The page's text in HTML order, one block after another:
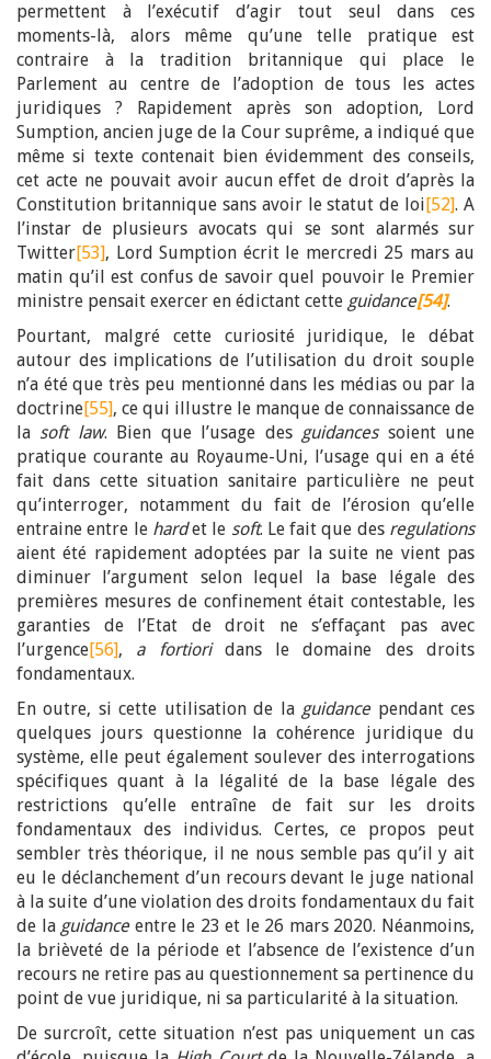
permettent à l’exécutif d’agir tout seul dans ces
moments-là, alors même qu’une telle pratique est
contraire à la tradition britannique qui place le
Parlement au centre de l’adoption de tous les actes
juridiques ? Rapidement après son adoption, Lord
Sumption, ancien juge de la Cour suprême, a indiqué que
même si texte contenait bien évidemment des conseils,
cet acte ne pouvait avoir aucun effet de droit d’après la
Constitution britannique sans avoir le statut de loi [52]. A
l’instar de plusieurs avocats qui se sont alarmés sur
Twitter[53], Lord Sumption écrit le mercredi 25 mars au
matin qu’il est confus de savoir quel pouvoir le Premier
ministre pensait exercer en édictant cette guidance[54].
Pourtant, malgré cette curiosité juridique, le débat
autour des implications de l’utilisation du droit souple
n’a été que très peu mentionné dans les médias ou par la
doctrine[55], ce qui illustre le manque de connaissance de
la soft law. Bien que l’usage des guidancessoient une
pratique courante au Royaume-Uni, l’usage qui en a été
fait dans cette situation sanitaire particulière ne peut
qu’interroger, notamment du fait de l’érosion qu’elle
entraine entre le hardet le soft. Le fait que des regulations
aient été rapidement adoptées par la suite ne vient pas
diminuer l’argument selon lequel la base légale des
premières mesures de confinement était contestable, les
garanties de l’Etat de droit ne s’effaçant pas avec
l’urgence[56], a fortioridans le domaine des droits
fondamentaux.
En outre, si cette utilisation de la guidancependant ces
quelques jours questionne la cohérence juridique du
système, elle peut également soulever des interrogations
spécifiques quant à la légalité de la base légale des
restrictions qu’elle entraîne de fait sur les droits
fondamentaux des individus. Certes, ce propos peut
sembler très théorique, il ne nous semble pas qu’il y ait
eu le déclanchement d’un recours devant le juge national
à la suite d’une violation des droits fondamentaux du fait
de la guidanceentre le 23 et le 26 mars 2020. Néanmoins,
la brièveté de la période et l’absence de l’existence d’un
recours ne retire pas au questionnement sa pertinence du
point de vue juridique, ni sa particularité à la situation.
De surcroît, cette situation n’est pas uniquement un cas